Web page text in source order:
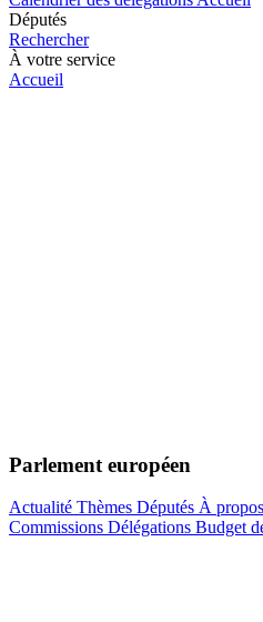
Députés
Rechercher
À votre service
Accueil
Parlement européen
Actualité Thèmes Députés À
Commissions Délégations Budget